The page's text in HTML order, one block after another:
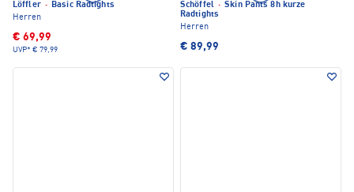
Löffler · Basic Radtights
Herren
€ 69,99
UVP* € 79,99
Schöffel · Skin Pants 8h kurze
Radtights
Herren
€ 89,99